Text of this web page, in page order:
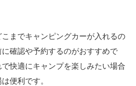
までキャンピングカーが入れるの
確認や予約するのがおすすめで
快適にキャンプを楽しみたい場合
便利です。